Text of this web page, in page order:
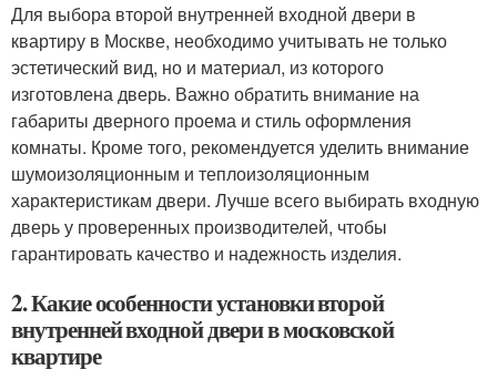
Для выбора второй внутренней входной двери в
квартиру в Москве, необходимо учитывать не только
эстетический вид, но и материал, из которого
изготовлена дверь. Важно обратить внимание на
габариты дверного проема и стиль оформления
комнаты. Кроме того, рекомендуется уделить внимание
шумоизоляционным и теплоизоляционным
характеристикам двери. Лучше всего выбирать входную
дверь у проверенных производителей, чтобы
гарантировать качество и надежность изделия.
2. Какие особенности установки второй
внутренней входной двери в московской
квартире